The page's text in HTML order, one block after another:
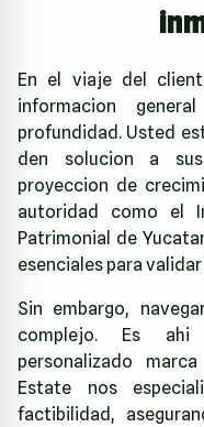
En el viaje del
informacion
profundidad. Usted
den solucion a
proyeccion de
autoridad como el
Patrimonial de
esenciales para
Sin embargo,
complejo. Es ahi
personalizado
Estate nos
factibilidad,